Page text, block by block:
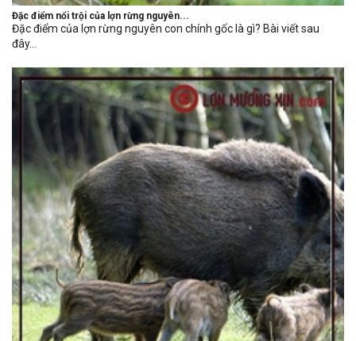
Đặc điểm nổi trội của lợn rừng nguyên...
Đặc điểm của lợn rừng nguyên con chính gốc là gì? Bài viết sau
đây...